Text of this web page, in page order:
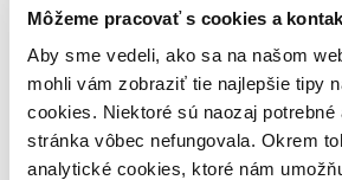
Môžeme pracovať s cookies a
Aby sme vedeli, ako sa na našom
mohli vám zobraziť tie najlepšie tipy
cookies. Niektoré sú naozaj potrebné
stránka vôbec nefungovala. Okrem
analytické cookies, ktoré nám
Vydavateľstvo
Väzba
pevná väzba (1 titul) pevná väzba 1
Zúžiť výber